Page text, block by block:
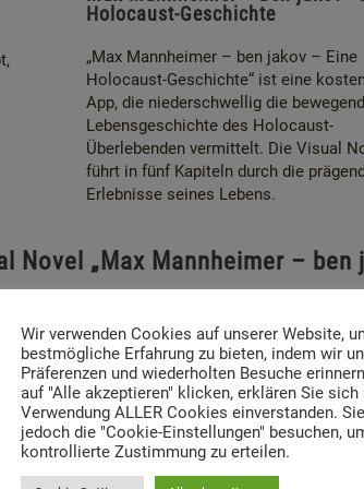
Holocaust-Geschichte
„Max Mannheimer – ben jakov – Eine
Holocaust-Geschichte“ ist eine
App, die niederschwellig die
Lebensgeschichte des Holocaust-
Überlebenden vermittelt. Die Visual
führt in fünf Kapiteln durch die
Erlebnisse seines Lebens.
Novel „Max Mannheimer –
Wir verwenden Cookies auf unserer Website,
bestmögliche Erfahrung zu bieten, indem wir
Präferenzen und wiederholten Besuche
auf "Alle akzeptieren" klicken, erklären Sie sich
Verwendung ALLER Cookies einverstanden.
jedoch die "Cookie-Einstellungen" besuchen,
kontrollierte Zustimmung zu erteilen.